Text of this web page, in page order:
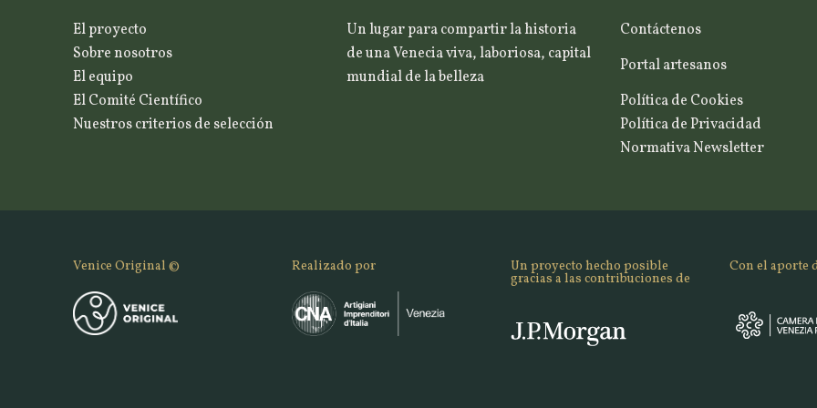
El proyecto
Sobre nosotros
El equipo
El Comité Científico
Nuestros criterios de selección
Un lugar para compartir la historia
de una Venecia viva, laboriosa, capital
mundial de la belleza
Contáctenos
Portal artesanos
Política de Cookies
Política de Privacidad
Normativa Newsletter
Venice Original © Realizado por Un proyecto hecho posible
gracias a las contribuciones de
Con el aporte